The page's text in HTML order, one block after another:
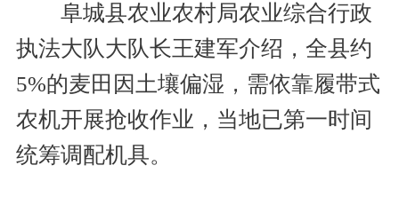
阜城县农业农村局农业综合行政
执法大队大队长王建军介绍，全县约
5%的麦田因土壤偏湿，需依靠履带式
农机开展抢收作业，当地已第一时间
统筹调配机具。